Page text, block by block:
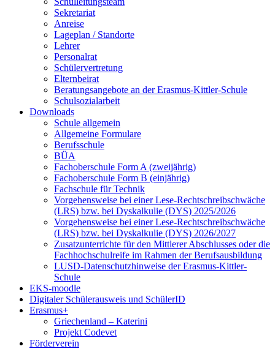
Sekretariat
Anreise
Lageplan / Standorte
Lehrer
Personalrat
Schülervertretung
Elternbeirat
Beratungsangebote an der Erasmus-Kittler-Schule
Schulsozialarbeit
Downloads
Schule allgemein
Allgemeine Formulare
Berufsschule
BÜA
Fachoberschule Form A (zweijährig)
Fachoberschule Form B (einjährig)
Fachschule für Technik
Vorgehensweise bei einer Lese-Rechtschreibschwäche
(LRS) bzw. bei Dyskalkulie (DYS) 2025/2026
Vorgehensweise bei einer Lese-Rechtschreibschwäche
(LRS) bzw. bei Dyskalkulie (DYS) 2026/2027
Zusatzunterrichte für den Mittlerer Abschlusses oder die
Fachhochschulreife im Rahmen der Berufsausbildung
LUSD-Datenschutzhinweise der Erasmus-Kittler-
Schule
EKS-moodle
Digitaler Schülerausweis und SchülerID
Erasmus+
Griechenland – Katerini
Projekt Codevet
Förderverein